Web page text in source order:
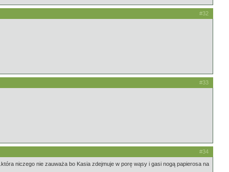
#32
#33
#34
niczego nie zauważa bo Kasia zdejmuje w porę wąsy i gasi nogą papierosa na